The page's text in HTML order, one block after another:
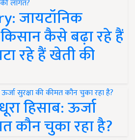
जायटॉनिक
कैसे बढ़ा रहे हैं
रहे हैं खेती की
हिसाब: ऊर्जा
कौन चुका रहा है?